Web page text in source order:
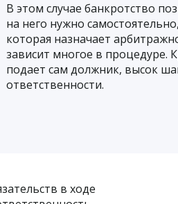
В этом случае банкротство
на него нужно
которая назначает
зависит многое в процедуре.
подает сам должник, высок
ответственности.
в ходе